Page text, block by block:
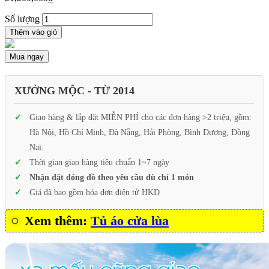
Số lượng
Thêm vào giỏ
Mua ngay
XƯỞNG MỘC - TỪ 2014
Giao hàng & lắp đặt MIỄN PHÍ cho các đơn hàng >2 triệu, gồm:
Hà Nội, Hồ Chí Minh, Đà Nẵng, Hải Phòng, Bình Dương, Đồng
Nai.
Thời gian giao hàng tiêu chuẩn 1~7 ngày
Nhận đặt đóng đồ theo yêu cầu dù chỉ 1 món
Giá đã bao gồm hóa đơn điện tử HKD
Xem thêm: Tủ áo cửa lùa